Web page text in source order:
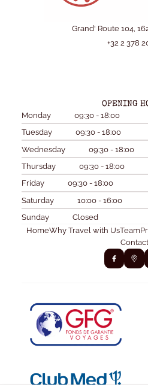
Grand' Route 104,
+32 2 378
OPENING
Monday
09:30 - 18:00
Tuesday
09:30 - 18:00
Wednesday
09:30 - 18:00
Thursday
09:30 - 18:00
Friday
09:30 - 18:00
Saturday
10:00 - 16:00
Sunday
Closed
HomeWhy Travel with UsTeam
Contact